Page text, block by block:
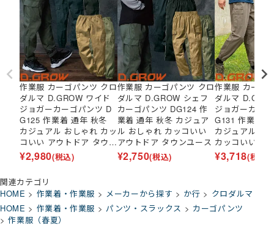
作業服 カーゴパンツ クロ
ダルマ D.GROW ワイド
ジョガーカーゴパンツ D
G125 作業着 通年 秋冬
カジュアル おしゃれ カッ
コいい アウトドア タウン
ユース
¥2,980(税込)
作業服 カーゴパンツ クロ
ダルマ D.GROW シェフ
カーゴパンツ DG124 作
業着 通年 秋冬 カジュア
ル おしゃれ カッコいい
アウトドア タウンユース
¥2,750(税込)
作業服 カーゴ
ダルマ D.GROW ワイド
ジョガーカー
G131 作業着
カジュアル タ
カッコいい お
¥3,718(税込)
関連カテゴリ
HOME
作業着・作業服 メーカーから探す か行
クロダルマ
HOME
作業着・作業服 パンツ・スラックス
カーゴパンツ
作業服（春夏）